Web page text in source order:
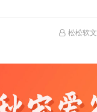
松松软文